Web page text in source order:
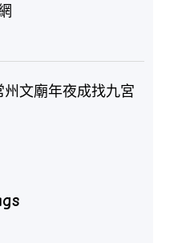
州文廟年夜成找九宮